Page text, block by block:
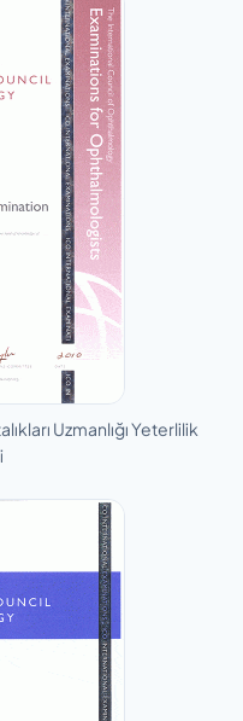
Uzmanlığı Yeterlilik